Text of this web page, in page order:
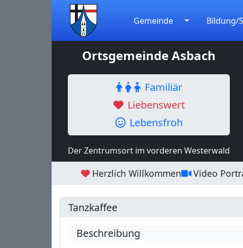
Gemeinde Bildung/
Ortsgemeinde Asbach
Familiär
Liebenswert
Lebensfroh
Der Zentrumsort im vorderen Westerwald
Herzlich Willkommen Video
Tanzkaffee
Beschreibung